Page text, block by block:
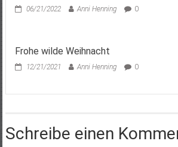
06/21/2022 Anni Henning 0
Frohe wilde Weihnacht
12/21/2021 Anni Henning 0
Schreibe einen